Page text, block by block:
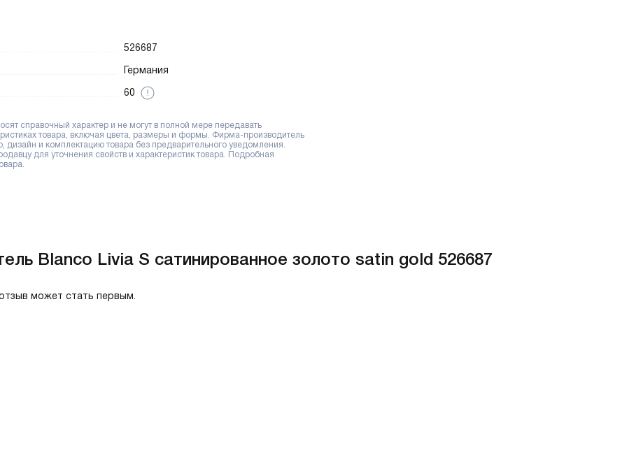
526687
Германия
60
справочный характер и не могут в полной мере передавать
товара, включая цвета, размеры и формы. Фирма-производитель
дизайн и комплектацию товара без предварительного уведомления.
для уточнения свойств и характеристик товара. Подробная
Blanco Livia S сатинированное золото satin gold 526687
может стать первым.